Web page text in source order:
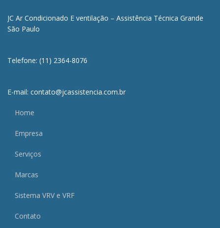
JC Ar Condicionado E ventilação – Assistência Técnica Grande
São Paulo
Telefone: (11) 2364-8076
E-mail: contato@jcassistencia.com.br
Home
Empresa
Serviços
Marcas
Sistema VRV e VRF
Contato